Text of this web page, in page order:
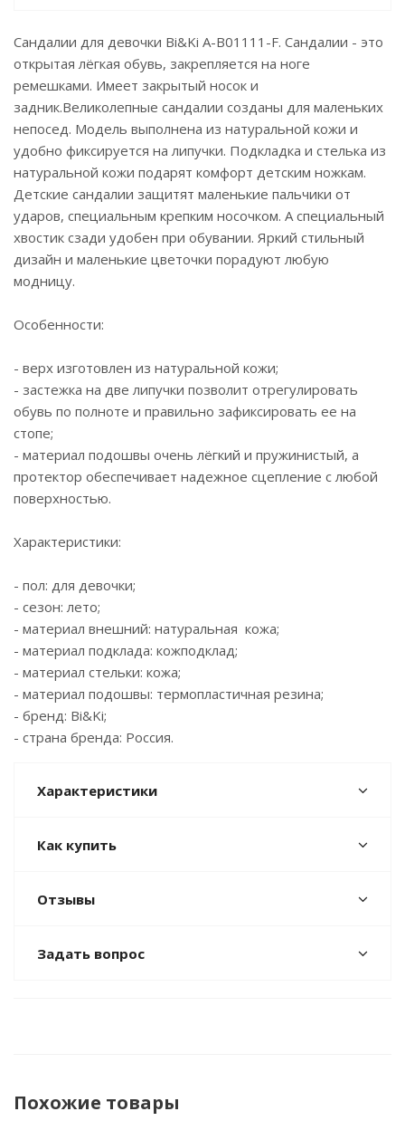
Сандалии для девочки Bi&Ki A-B01111-F. Сандалии - это
открытая лёгкая обувь, закрепляется на ноге
ремешками. Имеет закрытый носок и
задник.Великолепные сандалии созданы для маленьких
непосед. Модель выполнена из натуральной кожи и
удобно фиксируется на липучки. Подкладка и стелька из
натуральной кожи подарят комфорт детским ножкам.
Детские сандалии защитят маленькие пальчики от
ударов, специальным крепким носочком. А специальный
хвостик сзади удобен при обувании. Яркий стильный
дизайн и маленькие цветочки порадуют любую
модницу.
Особенности:
- верх изготовлен из натуральной кожи;
- застежка на две липучки позволит отрегулировать
обувь по полноте и правильно зафиксировать ее на
стопе;
- материал подошвы очень лёгкий и пружинистый, а
протектор обеспечивает надежное сцепление с любой
поверхностью.
Характеристики:
- пол: для девочки;
- сезон: лето;
- материал внешний: натуральная кожа;
- материал подклада: кожподклад;
- материал стельки: кожа;
- материал подошвы: термопластичная резина;
- бренд: Bi&Ki;
- страна бренда: Россия.
Характеристики
Как купить
Отзывы
Задать вопрос
Похожие товары